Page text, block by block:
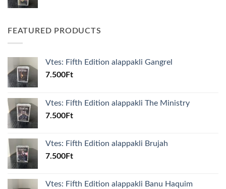
FEATURED PRODUCTS
Vtes: Fifth Edition alappakli Gangrel
7.500Ft
Vtes: Fifth Edition alappakli The Ministry
7.500Ft
Vtes: Fifth Edition alappakli Brujah
7.500Ft
Vtes: Fifth Edition alappakli Banu Haquim